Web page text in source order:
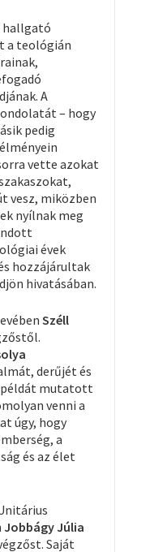
hallgató
a teológián
A
– hogy
pedig
vette azokat
vesz, miközben
nyílnak meg
évek
hozzájárultak
hivatásában.
Széll
derűjét és
példát mutatott
venni a
úgy, hogy
a
és az élet
Jobbágy Júlia
Saját